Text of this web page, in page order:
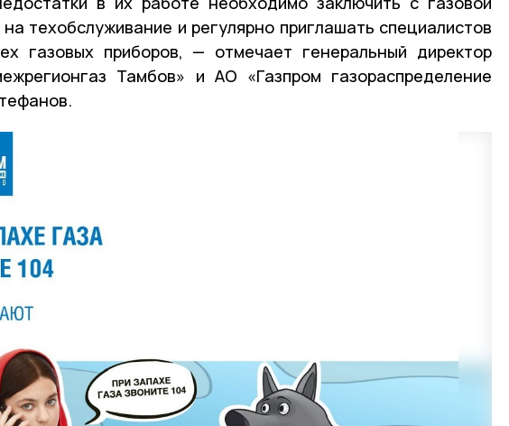
техобслуживание и регулярно приглашать специалистов
газовых приборов, — отмечает генеральный директор
Тамбов» и АО «Газпром газораспределение